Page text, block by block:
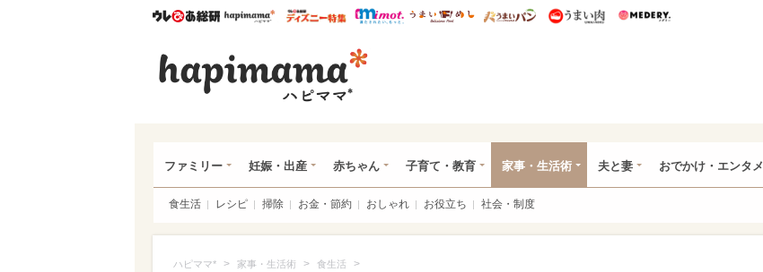
ウレぴあ総研ハピママ* ウレぴあ総研 ディズニー特集
mimot. うまいめし うまいパン うまい肉
ファミリー 妊娠・出産 赤ちゃん 子育て・教育 家事・生活術 夫と妻 おでかけ・エンタメ
食生活 レシピ 掃除 お金・節約 おしゃれ お役立ち 社会・制度
ハピママ* > 家事・生活術 > 食生活 >